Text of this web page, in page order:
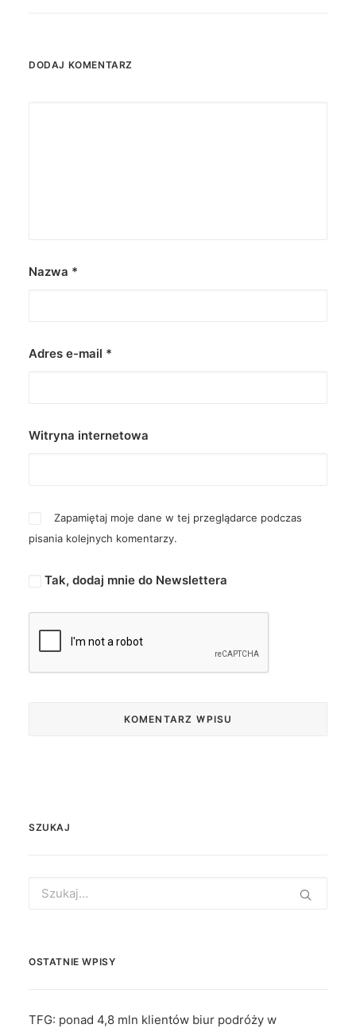
DODAJ KOMENTARZ
Nazwa *
Adres e-mail *
Witryna internetowa
Zapamiętaj moje dane w tej przeglądarce podczas
pisania kolejnych komentarzy.
Tak, dodaj mnie do Newslettera
SZUKAJ
for:
OSTATNIE WPISY
TFG: ponad 4,8 mln klientów biur podróży w